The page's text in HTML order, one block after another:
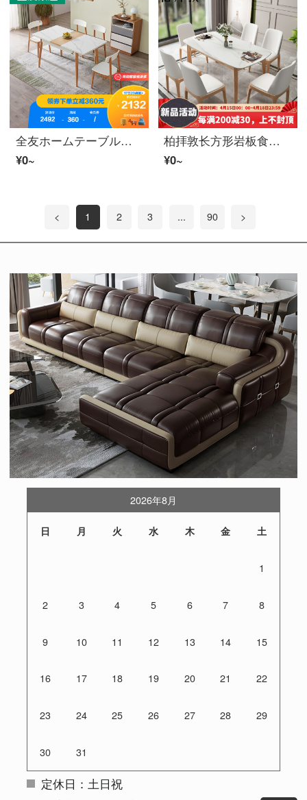
全友ホームテーブル北欧テーブル椅子折りたたみ伸縮長方形テーブル抗菌実木フレーム鋼化ガラステーブルテーブルテーブルテーブルテーブルテーブルテーブルテーブルテーブルテーブルテーブルテーブルテーブルDW 1001(閃)【岩板】B型機能テーブル+テーブル椅子*4
¥0~
柏拝敦长方形岩板食卓椅子组み合わせ北欧现代シンプル家庭用小戸型食卓実木食事桌子清新原木色【北欧】1.2 m単桌【自提】
¥0~
< 1 2 3 ... 90 >
2026年8月
日 月 火 水 木 金 土
1
2 3 4 5 6 7 8
9 10 11 12 13 14 15
16 17 18 19 20 21 22
23 24 25 26 27 28 29
30 31
定休日：土日祝